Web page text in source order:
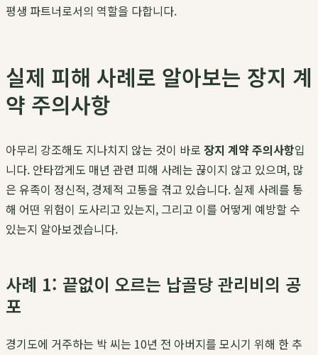
평생 파트너로서의 역할을 다합니다.
실제 피해 사례로 알아보는 장지 계
약 주의사항
아무리 강조해도 지나치지 않는 것이 바로 장지 계약 주의사항입
니다. 안타깝게도 매년 관련 피해 사례는 끊이지 않고 있으며, 많
은 유족이 정신적, 경제적 고통을 겪고 있습니다. 실제 사례를 통
해 어떤 위험이 도사리고 있는지, 그리고 이를 어떻게 예방할 수
있는지 알아보겠습니다.
사례 1: 끝없이 오르는 납골당 관리비의 공
포
경기도에 거주하는 박 씨는 10년 전 아버지를 모시기 위해 한 추